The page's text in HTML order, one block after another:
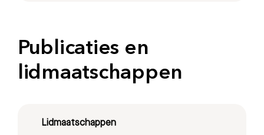
Publicaties en
lidmaatschappen
Lidmaatschappen